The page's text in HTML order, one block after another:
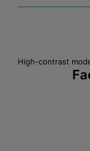
High-contrast